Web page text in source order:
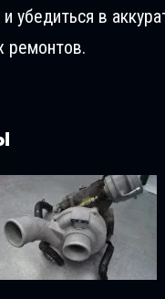
убедиться в
ремонтов.